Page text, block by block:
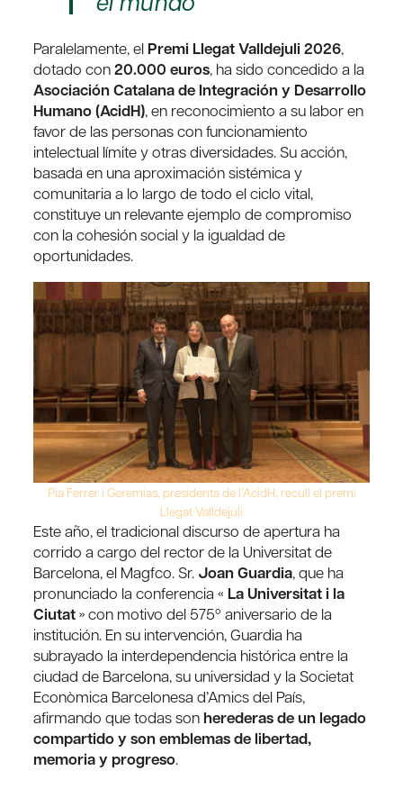
Paralelamente, el Premi Llegat Valldejuli 2026,
dotado con20.000 euros, ha sido concedido a la
Asociación Catalana de Integración y Desarrollo
Humano (AcidH), en reconocimiento a su labor en
favor de las personas con funcionamiento
intelectual límite y otras diversidades. Su acción,
basada en una aproximación sistémica y
comunitaria a lo largo de todo el ciclo vital,
constituye un relevante ejemplo de compromiso
con la cohesión social y la igualdad de
oportunidades.
Pia Ferrer i Geremias, presidenta de l’AcidH, recull el premi
Llegat Valldejuli
Este año, el tradicional discurso de apertura ha
corrido a cargo del rector de la Universitat de
Barcelona, ​​el Magfco. Sr. Joan Guardia, que ha
pronunciado la conferencia « La Universitat i la
Ciutat» con motivo del 575º aniversario de la
institución. En su intervención, Guardia ha
subrayado la interdependencia histórica entre la
ciudad de Barcelona, ​​su universidad y la Societat
Econòmica Barcelonesa d’Amics del País,
afirmando que todas son herederas de un legado
compartido y son emblemas de libertad,
memoria y progreso.